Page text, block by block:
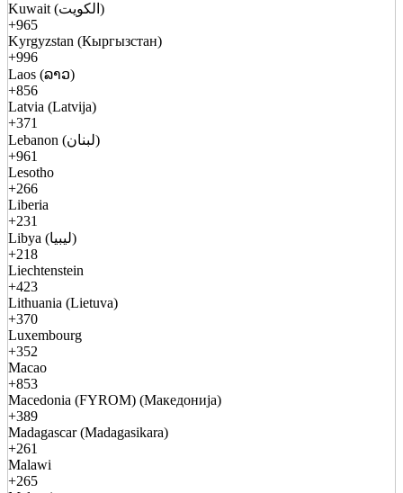
Kuwait (الكويت)
+965
Kyrgyzstan (Кыргызстан)
+996
Laos (ລາວ)
+856
Latvia (Latvija)
+371
Lebanon (لبنان)
+961
Lesotho
+266
Liberia
+231
Libya (ليبيا)
+218
Liechtenstein
+423
Lithuania (Lietuva)
+370
Luxembourg
+352
Macao
+853
Macedonia (FYROM) (Македонија)
+389
Madagascar (Madagasikara)
+261
Malawi
+265